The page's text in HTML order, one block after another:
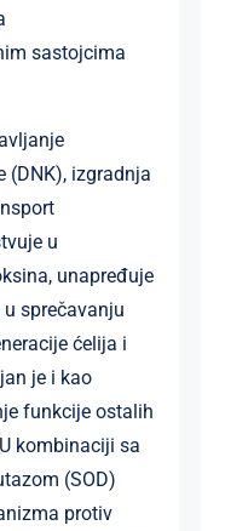
sastojcima
(DNK), izgradnja
u
unapređuje
sprečavanju
ćelija i
je i kao
funkcije ostalih
kombinaciji sa
(SOD)
protiv